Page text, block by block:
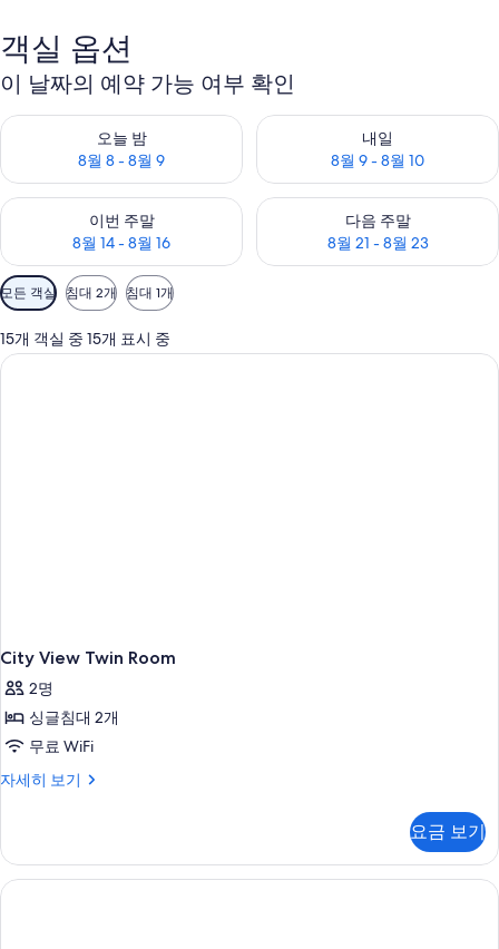
객실 옵션
이 날짜의 예약 가능 여부 확인
오늘 밤
8월 8 - 8월 9
오늘 밤 예약 가능 여부 확인, 8월 8 - 8월 9
내일
8월 9 - 8월 10
내일 예약 가능 여부 확인, 8월
이번 주말
8월 14 - 8월 16
이번 주말 예약 가능 여부 확인, 8월 14 - 8월 16
다음 주말
8월 21 - 8월 23
다음 주말 예약 가능 여부 확인
객
실
에
사
모든 객실 침대 2개 침대 1개
15개 객실 중 15개 표시 중
City View Twin Room
2명
싱글침대 2개
무료 WiFi
자세히 보기
City
자
세
히
요금 보기